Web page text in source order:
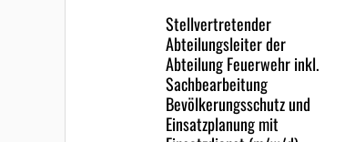
Stellvertretender
Abteilungsleiter der
Abteilung Feuerwehr inkl.
Sachbearbeitung
Bevölkerungsschutz und
Einsatzplanung mit